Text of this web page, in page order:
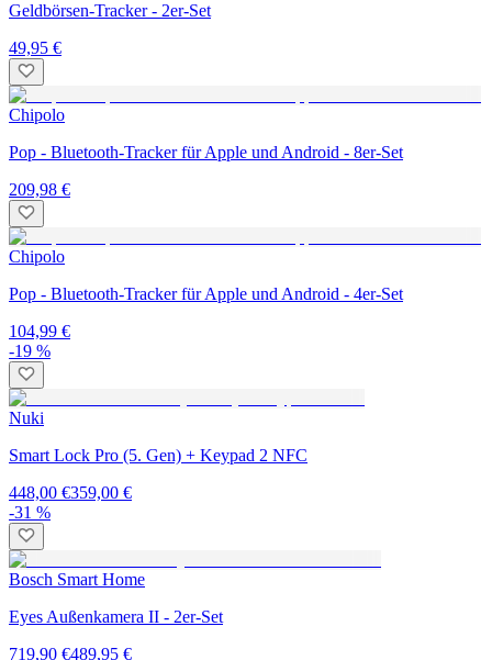
Geldbörsen-Tracker - 2er-Set
49,95 €
Chipolo
Pop - Bluetooth-Tracker für Apple und Android - 8er-Set
209,98 €
Chipolo
Pop - Bluetooth-Tracker für Apple und Android - 4er-Set
104,99 €
-19 %
Nuki
Smart Lock Pro (5. Gen) + Keypad 2 NFC
448,00 €359,00 €
-31 %
Bosch Smart Home
Eyes Außenkamera II - 2er-Set
719,90 €489,95 €